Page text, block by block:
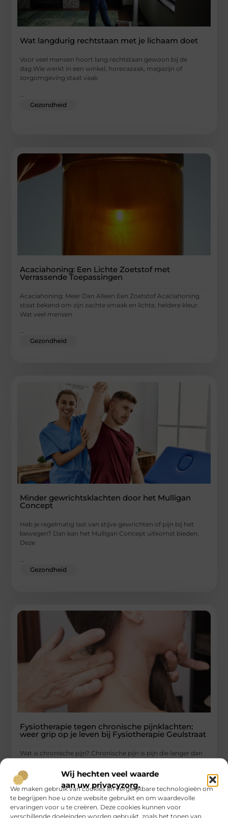
Wij hechten veel waarde
aan uw privacyzorg.
We maken gebruik van cookies en vergelijkbare technologieën om
te begrijpen hoe u onze website gebruikt en om waardevolle
ervaringen voor u te creëren. Deze cookies kunnen voor
verschillende doeleinden worden gebruikt, zoals het tonen van
Wat langdurig rechtstaan met je lichaam doet
Voor veel mensen hoort lang rechtstaan gewoon bij de
dag.Wie werkt in een winkel, horecazaak, magazijn of
zorgomgeving staat vaak
Gezondheid
Acaciahoning: Een Lichte Zoetstof met
Verrassende Toepassingen
Acaciahoning: Meer Dan Alleen Een Zoetstof Acaciahoning
staat bekend om zijn zachte smaak en lichte, heldere kleur.
Wat veel mensen
...
Gezondheid
Minder gewrichtsklachten door het Mulligan
Concept
Heb je regelmatig last van stijve gewrichten of pijn bij het
bewegen? Dan kan het Mulligan Concept uitkomst bieden.
Deze
Gezondheid
Fysiotherapie tegen chronische pijnklachten:
weer grip op je leven bij Fysiotherapie Geulstraat
Wat is chronische pijn? Chronische pijn is pijn die langer dan
...
Gezondheid